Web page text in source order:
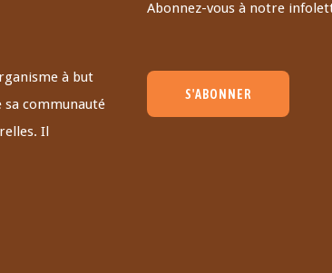
à but
sa communauté
Il
Abonnez-vous à notre
S'ABONNER